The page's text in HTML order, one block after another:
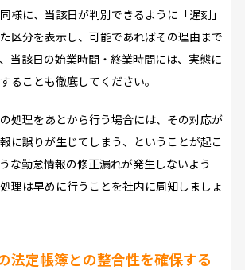
様に、当該日が判別できるように「遅刻」
区分を表示し、可能であればその理由まで
当該日の始業時間・終業時間には、実態に
ることも徹底してください。
処理をあとから行う場合には、その対応が
に誤りが生じてしまう、ということが起こ
な勤怠情報の修正漏れが発生しないよう
理は早めに行うことを社内に周知しましょ
法定帳簿との整合性を確保する